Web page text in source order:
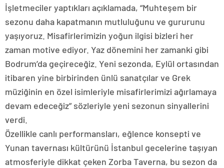
İşletmeciler yaptıkları açıklamada, “Muhteşem bir
sezonu daha kapatmanın mutluluğunu ve gururunu
yaşıyoruz. Misafirlerimizin yoğun ilgisi bizleri her
zaman motive ediyor. Yaz dönemini her zamanki gibi
Bodrum’da geçireceğiz. Yeni sezonda, Eylül ortasından
itibaren yine birbirinden ünlü sanatçılar ve Grek
müziğinin en özel isimleriyle misafirlerimizi ağırlamaya
devam edeceğiz” sözleriyle yeni sezonun sinyallerini
verdi.
Özellikle canlı performansları, eğlence konsepti ve
Yunan tavernası kültürünü İstanbul gecelerine taşıyan
atmosferiyle dikkat çeken Zorba Taverna, bu sezon da